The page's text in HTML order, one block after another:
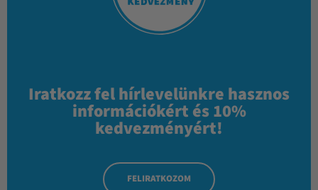
Iratkozz fel hírlevelünkre hasznos
információkért és 10%
kedvezményért!
FELIRATKOZOM